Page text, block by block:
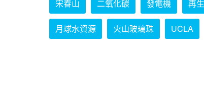
宋春山 二氧化碳 發電機 再
月球水資源 火山玻璃珠 UCLA